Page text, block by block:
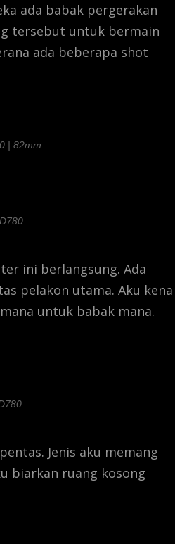
ada babak pergerakan
tersebut untuk bermain
ada beberapa shot
| 82mm
ini berlangsung. Ada
pelakon utama. Aku kena
untuk babak mana.
Jenis aku memang
biarkan ruang kosong